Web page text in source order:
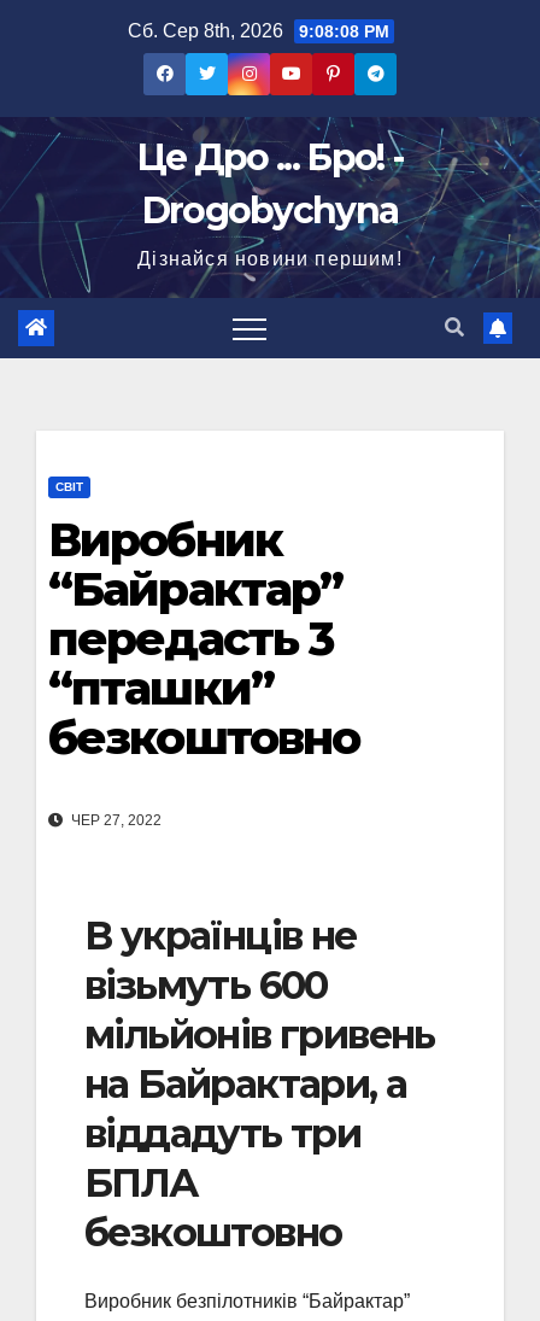
Сб. Сер 8th, 2026 9:08:09 PM
Це Дро ... Бро! -
Drogobychyna
Дізнайся новини першим!
СВІТ
Виробник
“Байрактар”
передасть 3
“пташки”
безкоштовно
ЧЕР 27, 2022
В українців не
візьмуть 600
мільйонів гривень
на Байрактари, а
віддадуть три
БПЛА
безкоштовно
Виробник безпілотників “Байрактар”